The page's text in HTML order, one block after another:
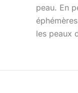
peau. En
les peaux